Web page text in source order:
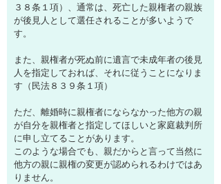
３８条１項）、通常は、死亡した親権者の親族
が後見人として選任されることが多いようで
す。
また、親権者が死ぬ前に遺言で未成年者の後見
人を指定しておれば、それに従うことになりま
す（民法８３９条１項）
ただ、離婚時に親権者にならなかった他方の親
が自分を親権者と指定してほしいと家庭裁判所
に申し立てることがあります。
このような場合でも、親だからと言って当然に
他方の親に親権の変更が認められるわけではあ
りません。